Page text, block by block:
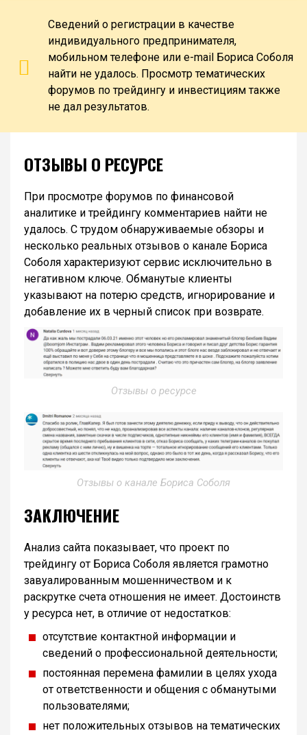
Сведений о регистрации в качестве
индивидуального предпринимателя,
мобильном телефоне или e-mail Бориса Соболя
найти не удалось. Просмотр тематических
форумов по трейдингу и инвестициям также
не дал результатов.
ОТЗЫВЫ О РЕСУРСЕ
При просмотре форумов по финансовой
аналитике и трейдингу комментариев найти не
удалось. С трудом обнаруживаемые обзоры и
несколько реальных отзывов о канале Бориса
Соболя характеризуют сервис исключительно в
негативном ключе. Обманутые клиенты
указывают на потерю средств, игнорирование и
добавление их в черный список при возврате.
Отзывы о ресурсе
Отзывы о канале Бориса Соболя
ЗАКЛЮЧЕНИЕ
Анализ сайта показывает, что проект по
трейдингу от Бориса Соболя является грамотно
завуалированным мошенничеством и к
раскрутке счета отношения не имеет. Достоинств
у ресурса нет, в отличие от недостатков:
отсутствие контактной информации и
сведений о профессиональной деятельности;
постоянная перемена фамилии в целях ухода
от ответственности и общения с обманутыми
пользователями;
нет положительных отзывов на тематических